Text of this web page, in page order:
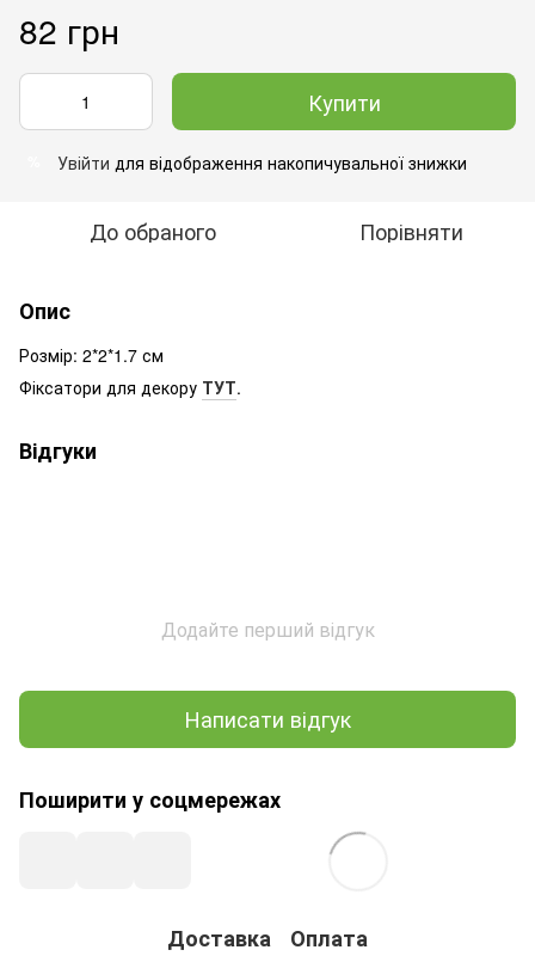
82 грн
Купити
Увійти для відображення накопичувальної знижки
До обраного Порівняти
Опис
Розмір: 2*2*1.7 см
Фіксатори для декору ТУТ.
Відгуки
Додайте перший відгук
Написати відгук
Поширити у соцмережах
Доставка Оплата